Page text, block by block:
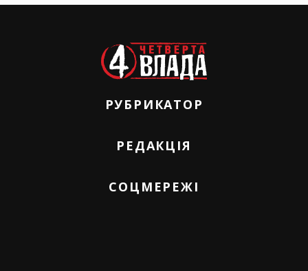
РУБРИКАТОР
РЕДАКЦІЯ
СОЦМЕРЕЖІ